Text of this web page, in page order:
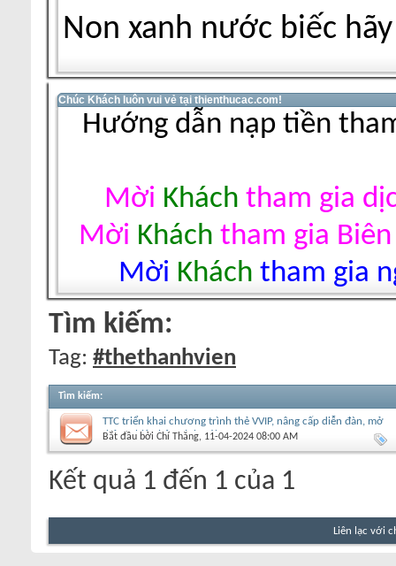
Non xanh nước biếc
Chúc Khách luôn vui vẻ tại thienthucac.com!
Hướng dẫn nạp tiền
Mời Khách tham gia
Mời Khách tham gia
Mời Khách tham gia
Tìm kiếm:
Tag: #thethanhvien
Tìm kiếm:
TTC triển khai chương trình thẻ VVIP, nâng cấp diễn đàn, mở
thêm phiên bản sách nói
Bắt đầu bởi Chí Thăng‎, 11-04-2024 08:00 AM
Kết quả 1 đến 1 của 1
Liên lạc với